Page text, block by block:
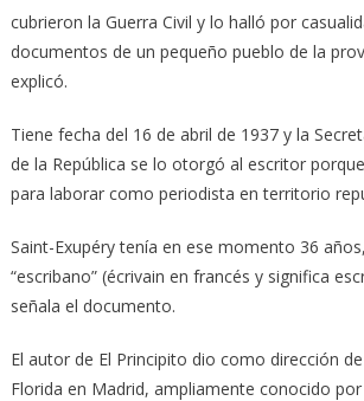
cubrieron la Guerra Civil y lo halló por
documentos de un pequeño pueblo de la
explicó.
Tiene fecha del 16 de abril de 1937 y la
de la República se lo otorgó al escritor
para laborar como periodista en territorio
Saint-Exupéry tenía en ese momento 36
“escribano” (écrivain en francés y significa
señala el documento.
El autor de El Principito dio como dirección
Florida en Madrid, ampliamente conocido